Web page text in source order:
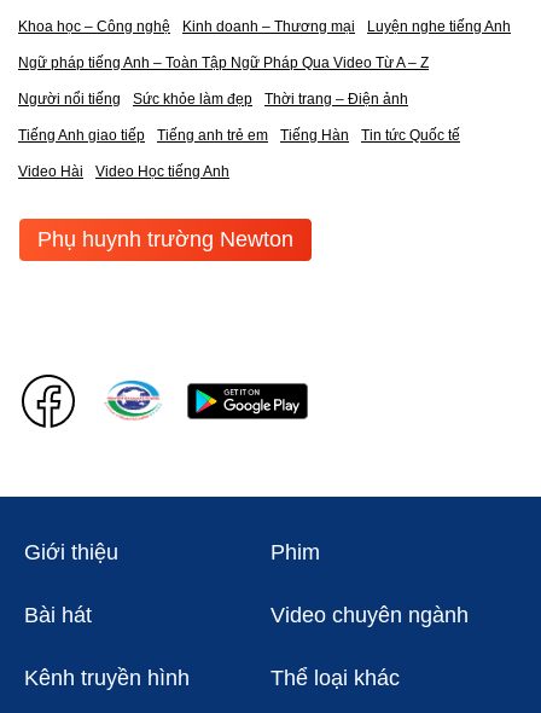
Khoa học – Công nghệ Kinh doanh – Thương mại Luyện nghe tiếng Anh
Ngữ pháp tiếng Anh – Toàn Tập Ngữ Pháp Qua Video Từ A – Z
Người nổi tiếng Sức khỏe làm đẹp Thời trang – Điện ảnh
Tiếng Anh giao tiếp Tiếng anh trẻ em Tiếng Hàn Tin tức Quốc tế
Video Hài Video Học tiếng Anh
Phụ huynh trường Newton
Giới thiệu Phim
Bài hát Video chuyên ngành
Kênh truyền hình Thể loại khác